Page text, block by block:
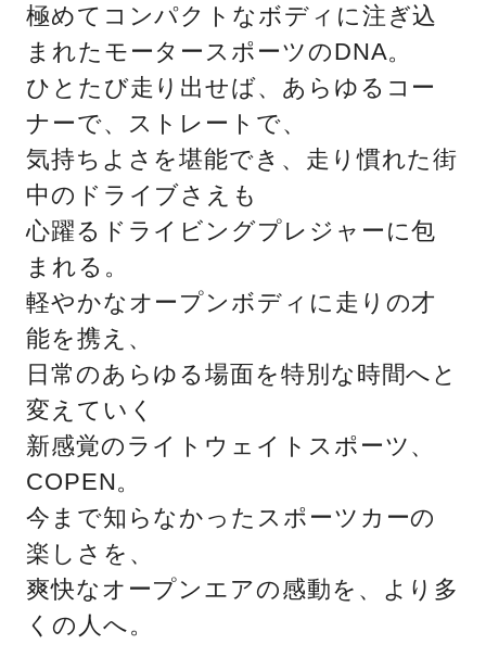
極めてコンパクトなボディに注ぎ込
まれたモータースポーツのDNA。
ひとたび走り出せば、あらゆるコー
ナーで、ストレートで、
気持ちよさを堪能でき、走り慣れた街
中のドライブさえも
心躍るドライビングプレジャーに包
まれる。
軽やかなオープンボディに走りの才
能を携え、
日常のあらゆる場面を特別な時間へと
変えていく
新感覚のライトウェイトスポーツ、
COPEN。
今まで知らなかったスポーツカーの
楽しさを、
爽快なオープンエアの感動を、より多
くの人へ。